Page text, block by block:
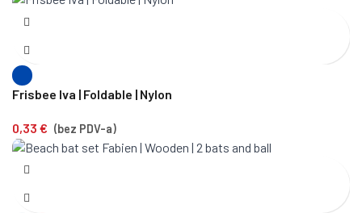
Frisbee Iva | Foldable | Nylon
0,33 € (bez PDV-a)